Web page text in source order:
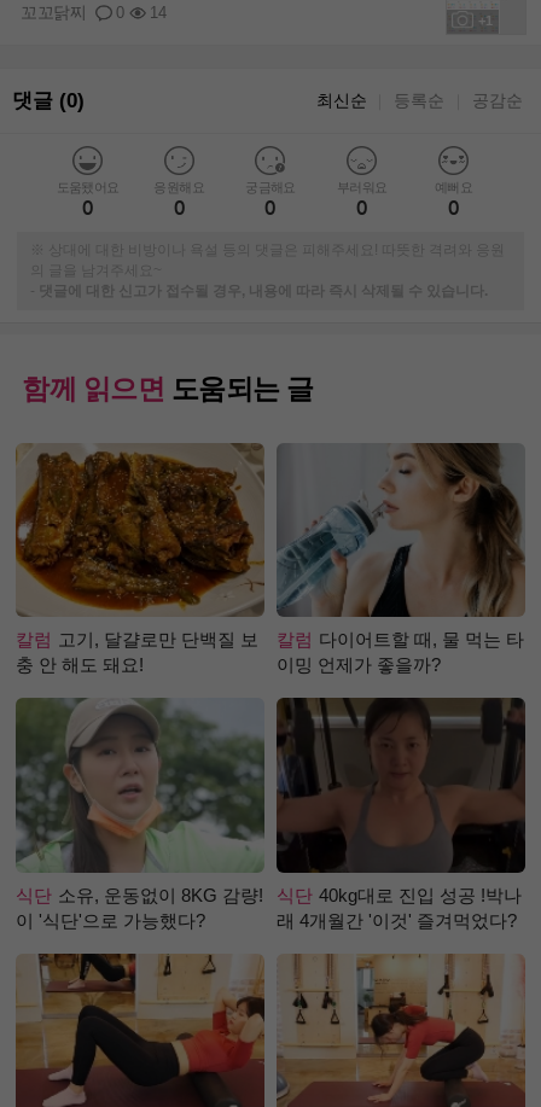
+1
0 14
꼬꼬닭찌
댓글 (0) 최신순 등록순 공감순
도움됐어요
0
응원해요
0
궁금해요
0
부러워요
0
예뻐요
0
※ 상대에 대한 비방이나 욕설 등의 댓글은 피해주세요! 따뜻한 격려와 응원
-
댓글에 대한 신고가 접수될 경우, 내용에 따라 즉시 삭제될 수 있습니다.
함께 읽으면 도움되는 글
칼럼 고기, 달걀로만 단백질 보
충 안 해도 돼요!
칼럼 다이어트할 때, 물 먹는 타
이밍 언제가 좋을까?
식단 소유, 운동없이 8KG 감량!
이 '식단'으로 가능했다?
식단 40kg대로 진입 성공 !박나
래 4개월간 '이것' 즐겨먹었다?